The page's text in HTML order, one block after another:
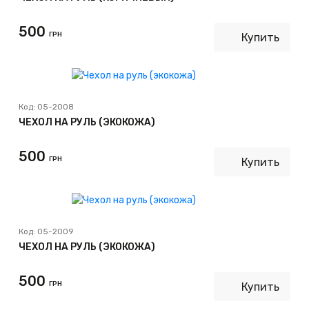
500 ГРН Купить
Код: 05-2008
ЧЕХОЛ НА РУЛЬ (ЭКОКОЖА)
500 ГРН Купить
Код: 05-2009
ЧЕХОЛ НА РУЛЬ (ЭКОКОЖА)
500 ГРН Купить